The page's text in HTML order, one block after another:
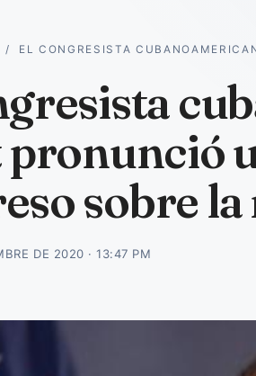
/ EL CONGRESISTA
sobre
DE 2020 · 13:47 PM